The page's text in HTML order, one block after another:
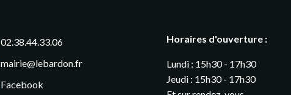
02.38.44.33.06
mairie@lebardon.fr
Facebook
Horaires d'ouverture :
Lundi : 15h30 - 17h30
Jeudi : 15h30 - 17h30